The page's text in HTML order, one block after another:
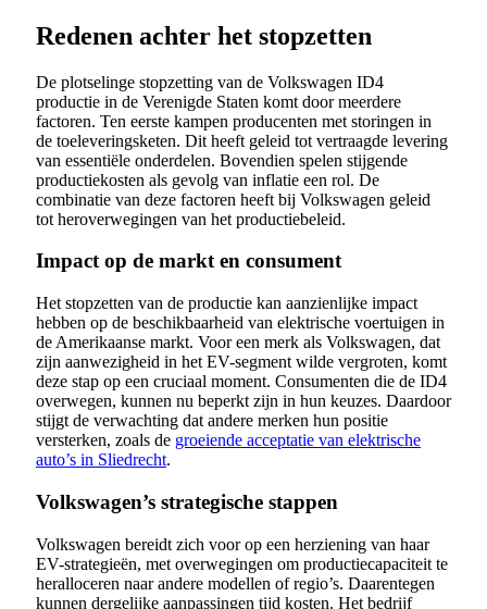
Redenen achter het stopzetten
De plotselinge stopzetting van de Volkswagen ID4
productie in de Verenigde Staten komt door meerdere
factoren. Ten eerste kampen producenten met storingen in
de toeleveringsketen. Dit heeft geleid tot vertraagde levering
van essentiële onderdelen. Bovendien spelen stijgende
productiekosten als gevolg van inflatie een rol. De
combinatie van deze factoren heeft bij Volkswagen geleid
tot heroverwegingen van het productiebeleid.
Impact op de markt en consument
Het stopzetten van de productie kan aanzienlijke impact
hebben op de beschikbaarheid van elektrische voertuigen in
de Amerikaanse markt. Voor een merk als Volkswagen, dat
zijn aanwezigheid in het EV-segment wilde vergroten, komt
deze stap op een cruciaal moment. Consumenten die de ID4
overwegen, kunnen nu beperkt zijn in hun keuzes. Daardoor
stijgt de verwachting dat andere merken hun positie
versterken, zoals de groeiende acceptatie van elektrische
auto’s in Sliedrecht.
Volkswagen’s strategische stappen
Volkswagen bereidt zich voor op een herziening van haar
EV-strategieën, met overwegingen om productiecapaciteit te
heralloceren naar andere modellen of regio’s. Daarentegen
kunnen dergelijke aanpassingen tijd kosten. Het bedrijf